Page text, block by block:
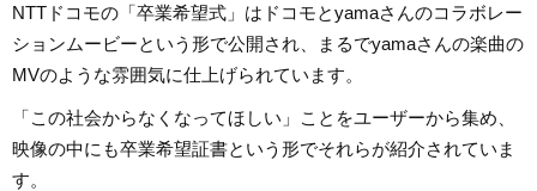
NTTドコモの「卒業希望式」はドコモとyamaさんのコラボレー
ションムービーという形で公開され、まるでyamaさんの楽曲の
MVのような雰囲気に仕上げられています。
「この社会からなくなってほしい」ことをユーザーから集め、
映像の中にも卒業希望証書という形でそれらが紹介されていま
す。